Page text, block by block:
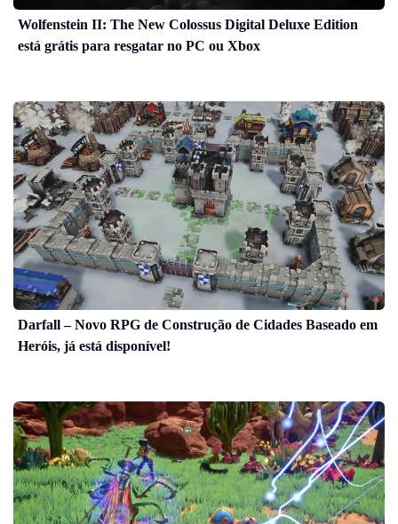
Wolfenstein II: The New Colossus Digital Deluxe Edition
está grátis para resgatar no PC ou Xbox
Darfall – Novo RPG de Construção de Cidades Baseado em
Heróis, já está disponível!